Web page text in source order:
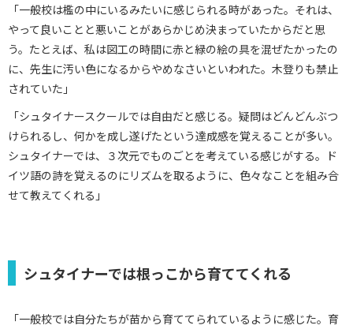
「一般校は檻の中にいるみたいに感じられる時があった。それは、
やって良いことと悪いことがあらかじめ決まっていたからだと思
う。たとえば、私は図工の時間に赤と緑の絵の具を混ぜたかったの
に、先生に汚い色になるからやめなさいといわれた。木登りも禁止
されていた」
「シュタイナースクールでは自由だと感じる。疑問はどんどんぶつ
けられるし、何かを成し遂げたという達成感を覚えることが多い。
シュタイナーでは、３次元でものごとを考えている感じがする。ド
イツ語の詩を覚えるのにリズムを取るように、色々なことを組み合
せて教えてくれる」
シュタイナーでは根っこから育ててくれる
「一般校では自分たちが苗から育ててられているように感じた。育